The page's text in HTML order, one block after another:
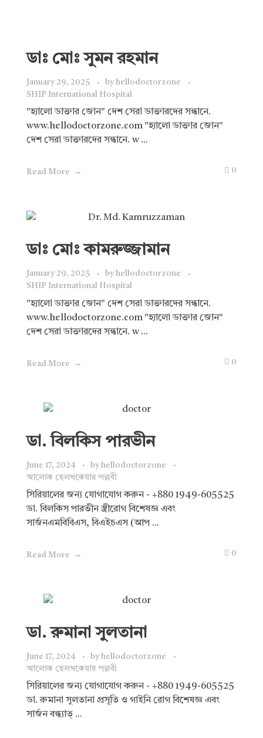
ডাঃ মোঃ সুমন রহমান
January 29, 2025 by hellodoctorzone
SHIP International Hospital
"হ্যালো ডাক্তার জোন" দেশ সেরা ডাক্তারদের সন্ধানে.
www.hellodoctorzone.com "হ্যালো ডাক্তার জোন"
দেশ সেরা ডাক্তারদের সন্ধানে. w ...
Read More 0
ডাঃ মোঃ কামরুজ্জামান
January 29, 2025 by hellodoctorzone
SHIP International Hospital
"হ্যালো ডাক্তার জোন" দেশ সেরা ডাক্তারদের সন্ধানে.
www.hellodoctorzone.com "হ্যালো ডাক্তার জোন"
দেশ সেরা ডাক্তারদের সন্ধানে. w ...
Read More 0
ডা. বিলকিস পারভীন
June 17, 2024 by hellodoctorzone
আলোক হেলথকেয়ার পল্লবী
সিরিয়ালের জন্য যোগাযোগ করুন - +880 1949-605525
ডা. বিলকিস পারভীন স্ত্রীরোগ বিশেষজ্ঞ এবং
সার্জনএমবিবিএস, বিএইচএস (আপ ...
Read More 0
ডা. রুমানা সুলতানা
June 17, 2024 by hellodoctorzone
আলোক হেলথকেয়ার পল্লবী
সিরিয়ালের জন্য যোগাযোগ করুন - +880 1949-605525
ডা. রুমানা সুলতানা প্রসূতি ও গাইনি রোগ বিশেষজ্ঞ এবং
সার্জন বন্ধ্যাত্ ...